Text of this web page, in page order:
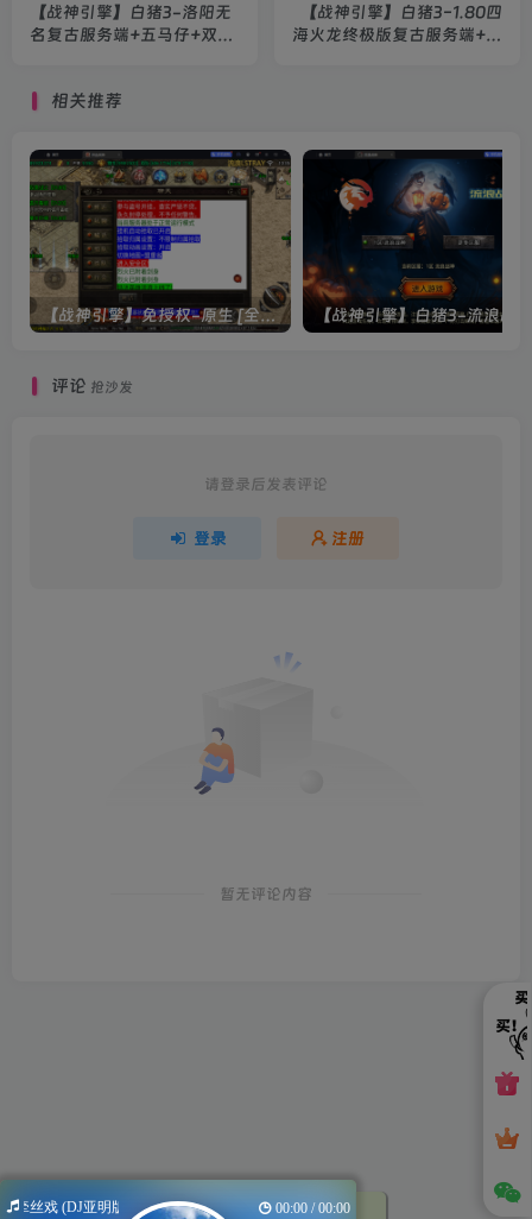
【战神引擎】白猪3-洛阳无
名复古服务端+五马仔+双端
【战神引擎】白猪3-1.80四
海火龙终极版复古服务端+双
相关推荐
【战神引擎】免授权-原生 [全屏自动拾取] 插件 + 配置教程（更新修复版，具体自测）
评论 抢沙发
请登录后发表评论
登录 注册
暂无评论内容
牵丝戏 (DJ亚明版) 00:00 / 00:00